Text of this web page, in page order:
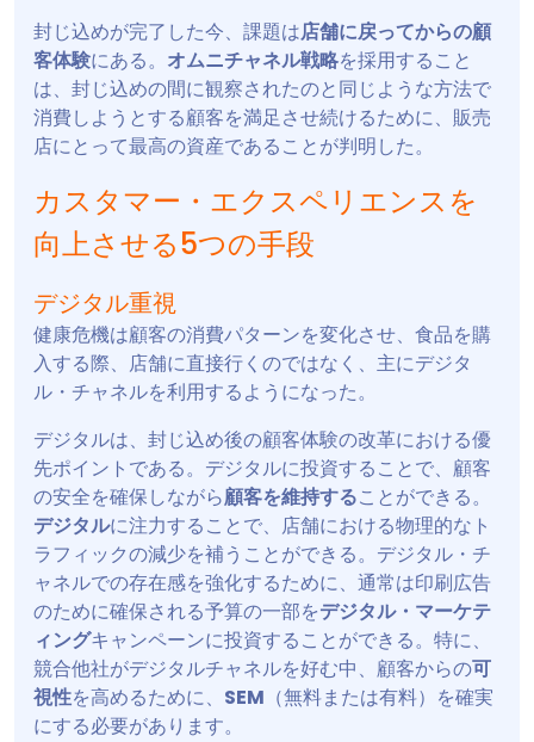
封じ込めが完了した今、課題は店舗に戻ってからの顧
客体験にある。 オムニチャネル戦略を採用すること
は、封じ込めの間に観察されたのと同じような方法で
消費しようとする顧客を満足させ続けるために、販売
店にとって最高の資産であることが判明した。
カスタマー・エクスペリエンスを
向上させる5つの手段
デジタル重視
健康危機は顧客の消費パターンを変化させ、食品を購
入する際、店舗に直接行くのではなく、主にデジタ
ル・チャネルを利用するようになった。
デジタルは、封じ込め後の顧客体験の改革における優
先ポイントである。デジタルに投資することで、顧客
の安全を確保しながら顧客を維持することができる。
デジタルに注力することで、店舗における物理的なト
ラフィックの減少を補うことができる。デジタル・チ
ャネルでの存在感を強化するために、通常は印刷広告
のために確保される予算の一部をデジタル・マーケテ
ィングキャンペーンに投資することができる。特に、
競合他社がデジタルチャネルを好む中、顧客からの可
視性を高めるために、 SEM （無料または有料）を確実
にする必要があります。